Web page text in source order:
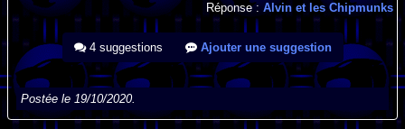
Réponse :Alvin et les Chipmunks
4 suggestions Ajouter une suggestion
Postée le 19/10/2020.